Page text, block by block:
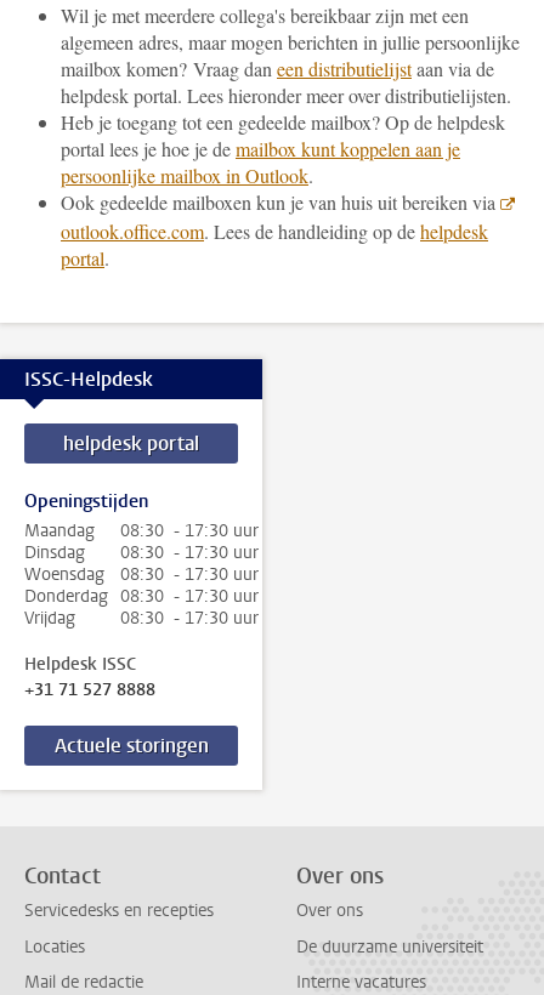
Wil je met meerdere collega's bereikbaar zijn met een
algemeen adres, maar mogen berichten in jullie persoonlijke
mailbox komen? Vraag dan een distributielijstaan via de
helpdesk portal. Lees hieronder meer over distributielijsten.
Heb je toegang tot een gedeelde mailbox? Op de helpdesk
portal lees je hoe je demailbox kunt koppelen aan je
persoonlijke mailbox in Outlook.
Ook gedeelde mailboxen kun je van huis uit bereiken via
outlook.office.com. Lees de handleiding op dehelpdesk
portal.
ISSC-Helpdesk
helpdesk portal
Openingstijden
Maandag
08:30 - 17:30 uur
Dinsdag
08:30 - 17:30 uur
Woensdag
08:30 - 17:30 uur
Donderdag 08:30 - 17:30 uur
Vrijdag
08:30 - 17:30 uur
Helpdesk ISSC
+31 71 527 8888
Actuele storingen
Contact
Servicedesks en recepties
Locaties
Mail de redactie
Over ons
Over ons
De duurzame universiteit
Interne vacatures